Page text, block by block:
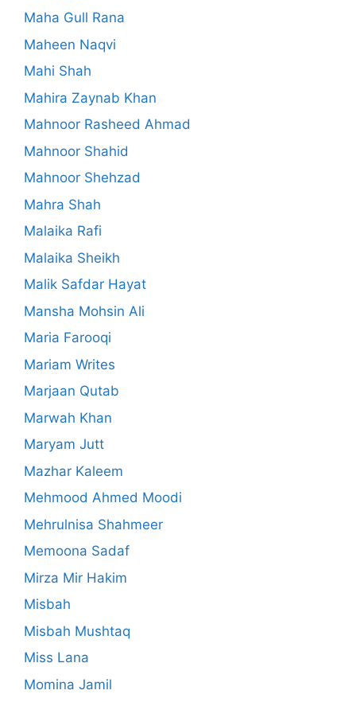
Maha Gull Rana
Maheen Naqvi
Mahi Shah
Mahira Zaynab Khan
Mahnoor Rasheed Ahmad
Mahnoor Shahid
Mahnoor Shehzad
Mahra Shah
Malaika Rafi
Malaika Sheikh
Malik Safdar Hayat
Mansha Mohsin Ali
Maria Farooqi
Mariam Writes
Marjaan Qutab
Marwah Khan
Maryam Jutt
Mazhar Kaleem
Mehmood Ahmed Moodi
Mehrulnisa Shahmeer
Memoona Sadaf
Mirza Mir Hakim
Misbah
Misbah Mushtaq
Miss Lana
Momina Jamil